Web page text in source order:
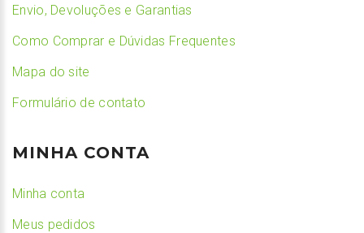
Envio, Devoluções e Garantias
Como Comprar e Dúvidas Frequentes
Mapa do site
Formulário de contato
MINHA CONTA
Minha conta
Meus pedidos